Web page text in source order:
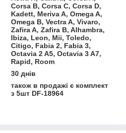
Corsa B, Corsa C, Corsa D,
Kadett, Meriva A, Omega A,
Omega B, Vectra A, Vivaro,
Zafira A, Zafira B, Alhambra,
Ibiza, Leon, Mii, Toledo,
Citigo, Fabia 2, Fabia 3,
Octavia 2 A5, Octavia 3 A7,
Rapid, Room
30 днів
також в продажі є комплект
з 5шт DF-18964